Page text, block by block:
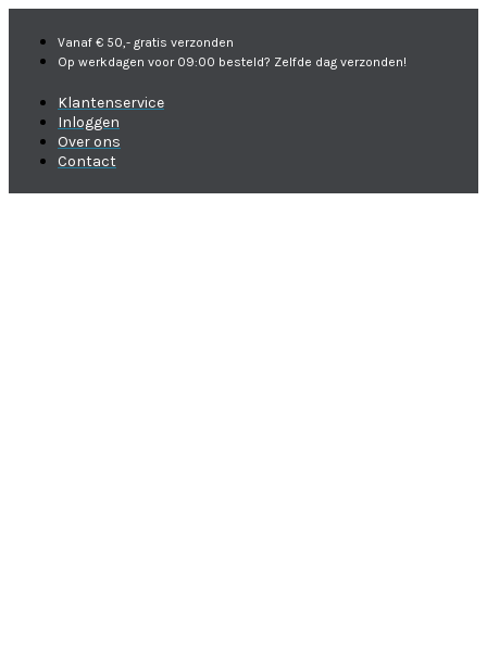
Vanaf € 50,- gratis verzonden
Op werkdagen voor 09:00 besteld? Zelfde dag verzonden!
Klantenservice
Inloggen
Over ons
Contact